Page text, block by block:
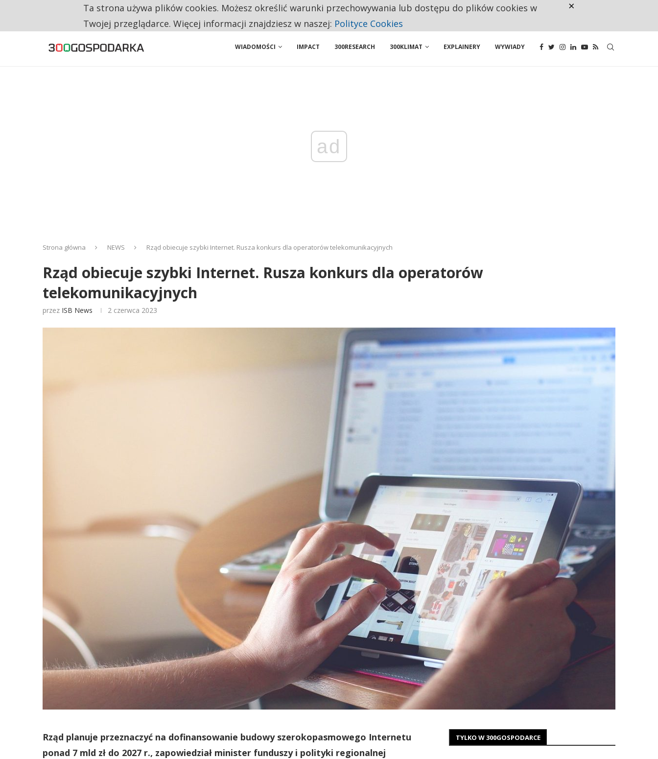
NA JEDEN WAKAT PRZYPADAJĄ 62 ZGŁOSZENIA. WIELU KANDYDATÓW NIE ROZPOCZYNA PRACY
WIADOMOŚCI IMPACT 300RESEARCH 300KLIMAT EXPLAINERY WYWIADY
ad
Strona główna NEWS Rząd obiecuje szybki Internet. Rusza konkurs dla operatorów telekomunikacyjnych
Rząd obiecuje szybki Internet. Rusza konkurs dla operatorów
telekomunikacyjnych
przez ISB News 2 czerwca 2023
Rząd planuje przeznaczyć na dofinansowanie budowy szerokopasmowego Internetu
ponad 7 mld zł do 2027 r., zapowiedział minister funduszy i polityki regionalnej
TYLKO W 300GOSPODARCE
Ta strona używa plików cookies. Możesz określić warunki przechowywania lub dostępu do plików cookies w
Twojej przeglądarce. Więcej informacji znajdziesz w naszej: Polityce Cookies
×